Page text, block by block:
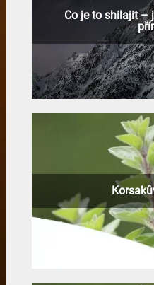
Co je to shilajit –